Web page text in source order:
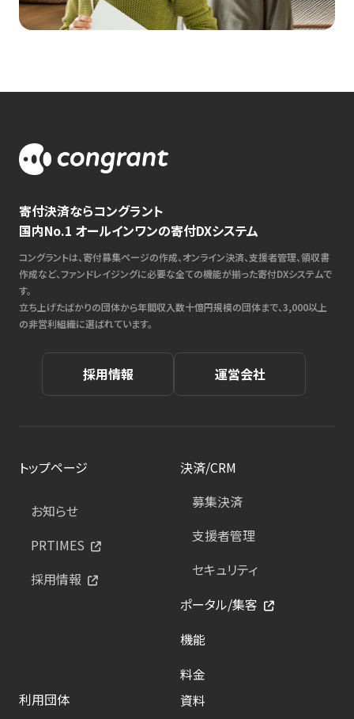
寄付決済ならコングラント
国内No.1 オールインワンの寄付DXシステム
コングラントは、寄付募集ページの作成、オンライン決済、支援者管理、領収書
作成など、ファンドレイジングに必要な全ての機能が揃った寄付DXシステムで
す。
立ち上げたばかりの団体から年間収入数十億円規模の団体まで、3,000以上
の非営利組織に選ばれています。
採用情報 運営会社
トップページ
お知らせ
PRTIMES
採用情報
決済/CRM
募集決済
支援者管理
セキュリティ
ポータル/集客
機能
料金
利用団体
資料